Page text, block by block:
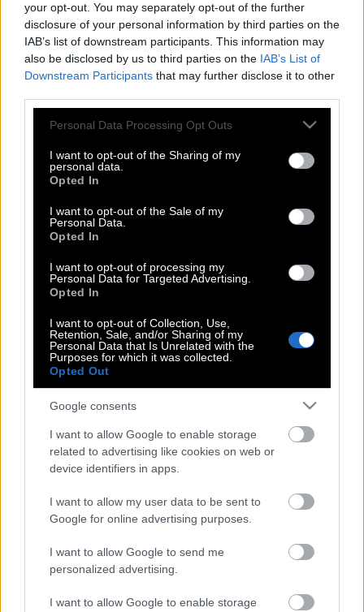
your opt-out. You may separately opt-out of the further
disclosure of your personal information by third parties on the
IAB’s list of downstream participants. This information may
also be disclosed by us to third parties on the IAB’s List of
Downstream Participants that may further disclose it to other
Please note that this website/app uses one or more Google
not limited to your visit or usage behaviour. You may click to
grant or deny consent to Google and its third-party tags to
use your data for below specified purposes in below Google
consent section.
Personal Data Processing Opt Outs
I want to opt-out of the Sharing of my
personal data.
Opted In
I want to opt-out of the Sale of my
Personal Data.
Opted In
I want to opt-out of processing my
Personal Data for Targeted Advertising.
Opted In
I want to opt-out of Collection, Use,
Retention, Sale, and/or Sharing of my
Personal Data that Is Unrelated with the
Purposes for which it was collected.
Opted Out
Google consents
I want to allow Google to enable storage
related to advertising like cookies on web or
device identifiers in apps.
I want to allow my user data to be sent to
Google for online advertising purposes.
I want to allow Google to send me
personalized advertising.
I want to allow Google to enable storage
Αιμίλιος Χειλάκης: Απαντά στο αν θα
πολιτευτεί – «Εγώ είμαι ο ιδεολόγος
της φανέλας»
Η Σταματίνα Τσιμτσιλή αποκαλύπτει
απ’ τον ΣΚΑΪ
Η Σταματίνα Τσιμτσιλή για τα σενάρια
Κοσιώνη
Η Κατερίνα Καινούριου έγινε μανούλα
– δείτε τι της ευχήθηκαν φίλοι και
συνεργάτες
Θοδωρής Αθερίδης: Ενοχλημένος με
ερώτηση για τον χωρισμό – αποχώρησε
από τις κάμερες
Σταματίνα Τσιμτσιλή: Το κόκκινο Suzuki,
οι σταθεροί συνεργάτες και τα 12
χρόνια «Happy Day»